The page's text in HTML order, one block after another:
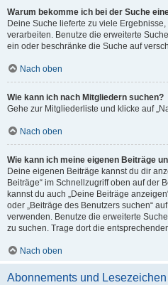
Warum bekomme ich bei der Suche
Deine Suche lieferte zu viele
verarbeiten. Benutze die erweiterte
ein oder beschränke die Suche auf
Nach oben
Wie kann ich nach Mitgliedern suchen?
Gehe zur Mitgliederliste und klicke auf
Nach oben
Wie kann ich meine eigenen Beiträge
Deine eigenen Beiträge kannst du dir
Beiträge“ im Schnellzugriff oben auf der
kannst du auch „Deine Beiträge
oder „Beiträge des Benutzers suchen“
verwenden. Benutze die erweiterte
zu suchen. Trage dort die
Nach oben
Abonnements und Lesezeichen